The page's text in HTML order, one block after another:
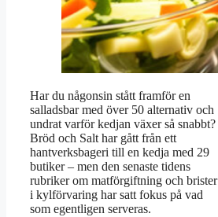
Har du någonsin stått framför en
salladsbar med över 50 alternativ och
undrat varför kedjan växer så snabbt?
Bröd och Salt har gått från ett
hantverksbageri till en kedja med 29
butiker – men den senaste tidens
rubriker om matförgiftning och brister
i kylförvaring har satt fokus på vad
som egentligen serveras.